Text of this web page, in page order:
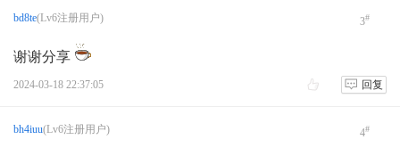
bd8te(Lv6注册用户) 3#
谢谢分享
2024-03-18 22:37:05 回复
bh4iuu(Lv6注册用户) 4#